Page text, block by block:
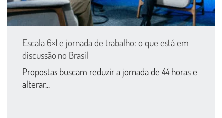
Escala 6×1 e jornada de trabalho: o que está em
discussão no Brasil
Propostas buscam reduzir a jornada de 44 horas e
alterar...